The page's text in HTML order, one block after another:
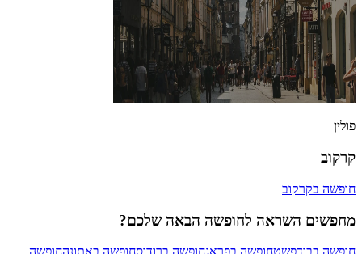
פולין
קרקוב
חופשה בקרקוב
מחפשים השראה לחופשה הבאה שלכם?